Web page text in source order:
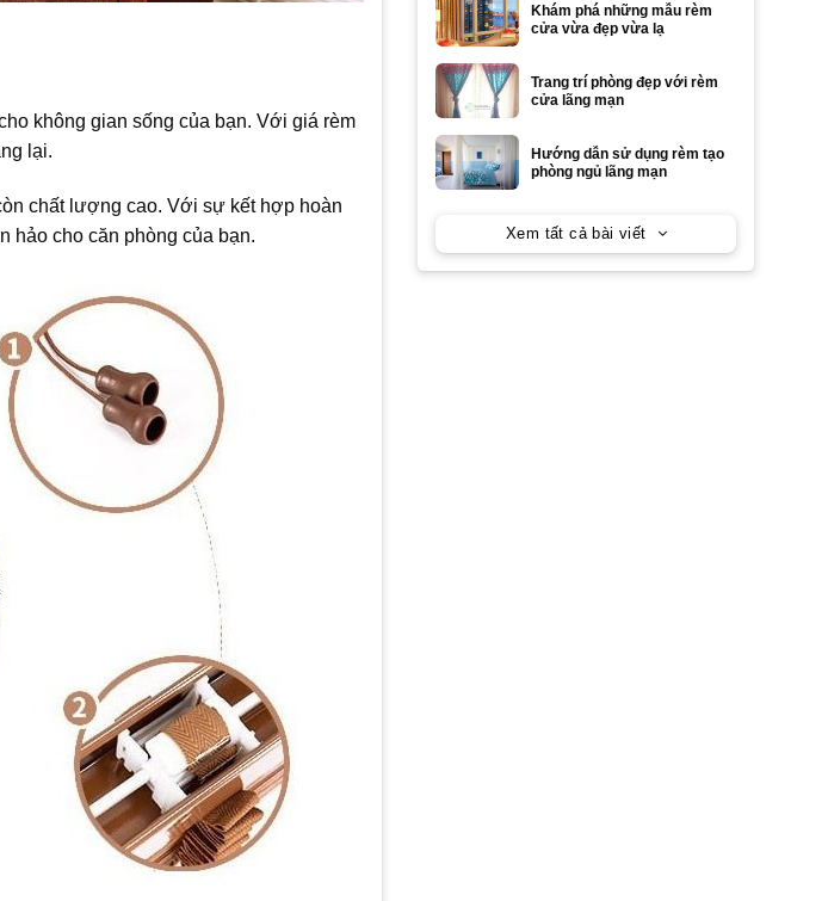
không gian sống của bạn. Với giá rèm
lại.
chất lượng cao. Với sự kết hợp hoàn
hảo cho căn phòng của bạn.
Khám phá những mẫu rèm
cửa vừa đẹp vừa lạ
Trang trí phòng đẹp với rèm
cửa lãng mạn
Hướng dẫn sử dụng rèm tạo
phòng ngủ lãng mạn
Xem tất cả bài viết